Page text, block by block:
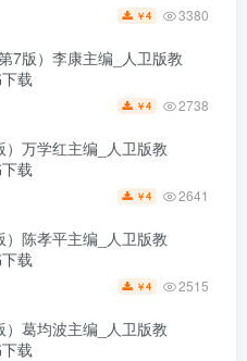
￥4 3380
7版）李康主编_人卫版教
载
￥4 2738
）万学红主编_人卫版教
载
￥4 2641
）陈孝平主编_人卫版教
载
￥4 2515
）葛均波主编_人卫版教
载